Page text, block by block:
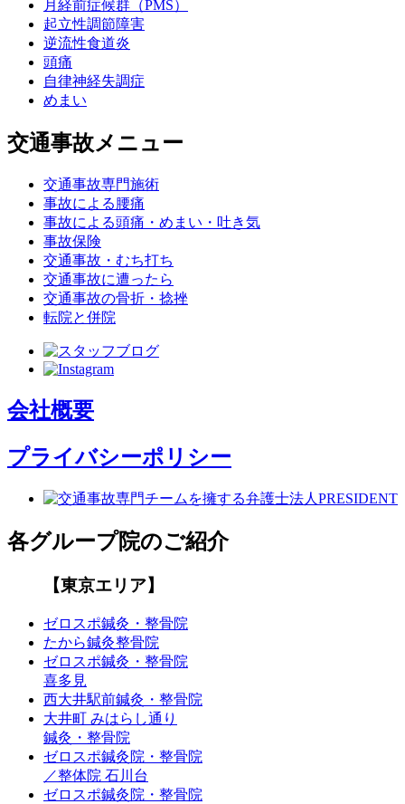
月経前症候群（PMS）
起立性調節障害
逆流性食道炎
頭痛
自律神経失調症
めまい
交通事故メニュー
交通事故専門施術
事故による腰痛
事故による頭痛・めまい・吐き気
事故保険
交通事故・むち打ち
交通事故に遭ったら
交通事故の骨折・捻挫
転院と併院
会社概要
プライバシーポリシー
各グループ院のご紹介
【東京エリア】
ゼロスポ鍼灸・整骨院
たから鍼灸整骨院
ゼロスポ鍼灸・整骨院
喜多見
西大井駅前鍼灸・整骨院
大井町 みはらし通り
鍼灸・整骨院
ゼロスポ鍼灸院・整骨院
／整体院 石川台
ゼロスポ鍼灸院・整骨院